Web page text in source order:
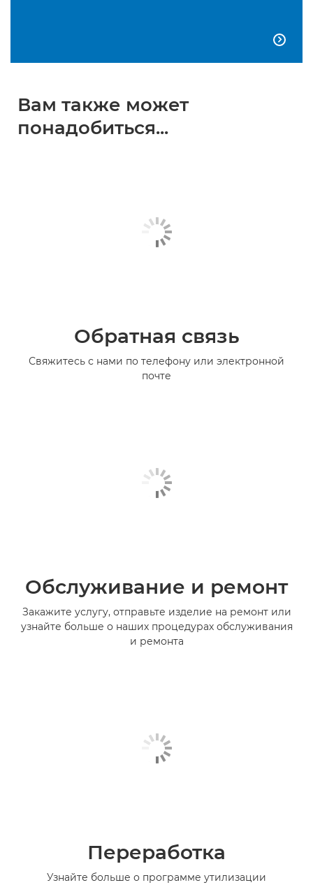

Вам также может
понадобиться...
Обратная связь
Свяжитесь с нами по телефону или электронной
почте
Обслуживание и ремонт
Закажите услугу, отправьте изделие на ремонт или
узнайте больше о наших процедурах обслуживания
и ремонта
Переработка
Узнайте больше о программе утилизации